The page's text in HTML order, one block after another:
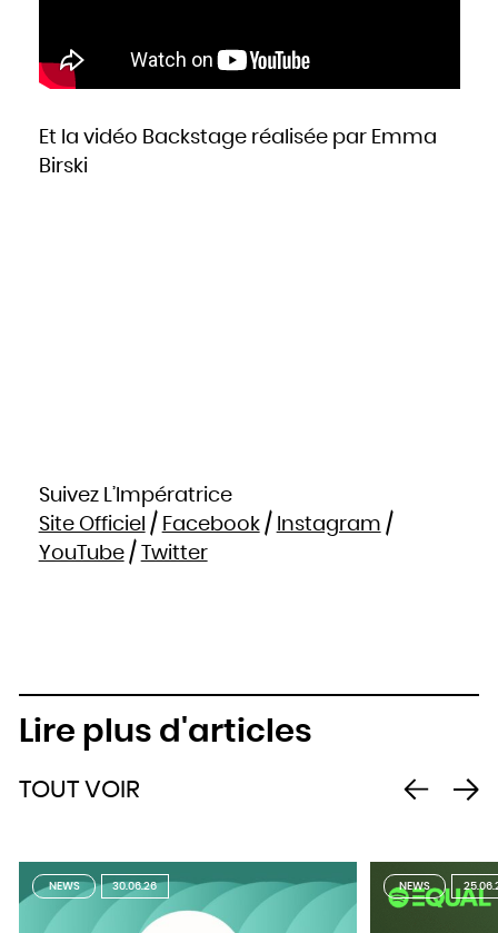
Et la vidéo Backstage réalisée par Emma
Birski
Suivez L’Impératrice
Site Officiel / Facebook/ Instagram /
YouTube/ Twitter
Lire plus d'articles
TOUT VOIR
NEWS 30.06.26 NEWS